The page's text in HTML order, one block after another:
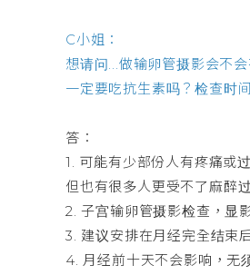
C小姐：
想请问...做输卵管摄影会不
一定要吃抗生素吗？检查时
答：
1. 可能有少部份人有疼痛或
但也有很多人更受不了麻醉
2. 子宫输卵管摄影检查，显
3. 建议安排在月经完全结束
4. 月经前十天不会影响，无